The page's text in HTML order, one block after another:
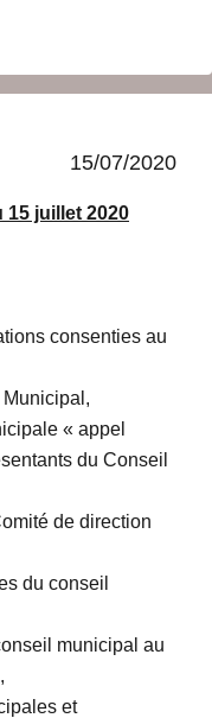
15/07/2020
juillet 2020
consenties au
« appel
du Conseil
de direction
du conseil
municipal au
et